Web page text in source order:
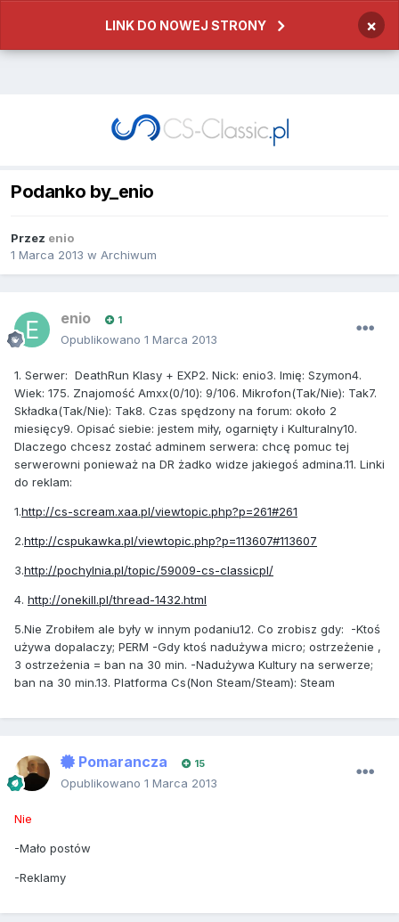
LINK DO NOWEJ STRONY ×
Podanko by_enio
Przez enio
1 Marca 2013 w Archiwum
enio 1
Opublikowano 1 Marca 2013
1. Serwer: DeathRun Klasy + EXP2. Nick: enio3. Imię: Szymon4.
Wiek: 175. Znajomość Amxx(0/10): 9/106. Mikrofon(Tak/Nie): Tak7.
Składka(Tak/Nie): Tak8. Czas spędzony na forum: około 2
miesięcy9. Opisać siebie: jestem miły, ogarnięty i Kulturalny10.
Dlaczego chcesz zostać adminem serwera: chcę pomuc tej
serwerowni ponieważ na DR żadko widze jakiegoś admina.11. Linki
do reklam:
1.http://cs-scream.xaa.pl/viewtopic.php?p=261#261
2.http://cspukawka.pl/viewtopic.php?p=113607#113607
3.http://pochylnia.pl/topic/59009-cs-classicpl/
4. http://onekill.pl/thread-1432.html
5.Nie Zrobiłem ale były w innym podaniu12. Co zrobisz gdy: -Ktoś
używa dopalaczy; PERM -Gdy ktoś nadużywa micro; ostrzeżenie ,
3 ostrzeżenia = ban na 30 min. -Nadużywa Kultury na serwerze;
ban na 30 min.13. Platforma Cs(Non Steam/Steam): Steam
Pomarancza 15
Opublikowano 1 Marca 2013
Nie
-Mało postów
-Reklamy